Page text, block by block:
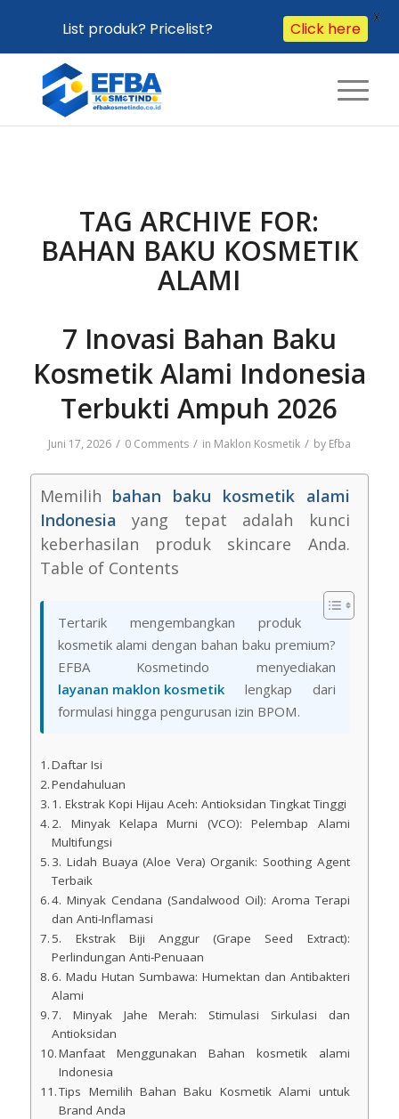
TAG ARCHIVE FOR:
BAHAN BAKU KOSMETIK
ALAMI
7 Inovasi Bahan Baku
Kosmetik Alami Indonesia
Terbukti Ampuh 2026
Juni 17, 2026 / 0 Comments / in Maklon Kosmetik / by Efba
Memilih bahan baku kosmetik alami
Indonesia yang tepat adalah kunci
keberhasilan produk skincare Anda.
Table of Contents
Tertarik mengembangkan produk
kosmetik alami dengan bahan baku premium?
EFBA Kosmetindo menyediakan
layanan maklon kosmetiklengkap dari
formulasi hingga pengurusan izin BPOM.
Daftar Isi
Pendahuluan
1. Ekstrak Kopi Hijau Aceh: Antioksidan Tingkat Tinggi
2. Minyak Kelapa Murni (VCO): Pelembap Alami
Multifungsi
3. Lidah Buaya (Aloe Vera) Organik: Soothing Agent
Terbaik
4. Minyak Cendana (Sandalwood Oil): Aroma Terapi
dan Anti-Inflamasi
5. Ekstrak Biji Anggur (Grape Seed Extract):
Perlindungan Anti-Penuaan
6. Madu Hutan Sumbawa: Humektan dan Antibakteri
Alami
7. Minyak Jahe Merah: Stimulasi Sirkulasi dan
Antioksidan
Manfaat Menggunakan Bahan kosmetik alami
Indonesia
Tips Memilih Bahan Baku Kosmetik Alami untuk
Brand Anda
List produk? Pricelist? Click here
X